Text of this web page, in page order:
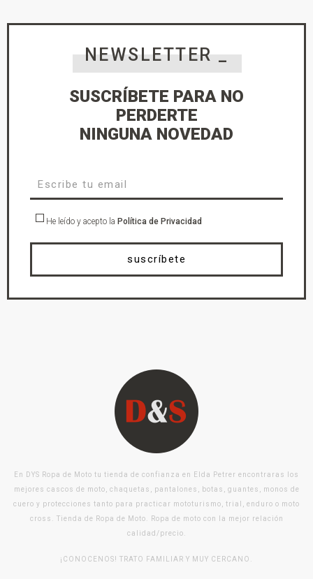
NEWSLETTER _
SUSCRÍBETE PARA NO
PERDERTE
NINGUNA NOVEDAD
He leído y acepto la Política de Privacidad
suscríbete
En DYS Ropa de Moto tu tienda de confianza en Elda Petrer encontraras los
mejores cascos de moto, chaquetas, pantalones, botas, guantes, monos de
cuero y protecciones tanto para practicar mototurismo, trial, enduro o moto
cross. Tienda de Ropa de Moto. Ropa de moto con la mejor relación
calidad/precio.
¡CONOCENOS! TRATO FAMILIAR Y MUY CERCANO.